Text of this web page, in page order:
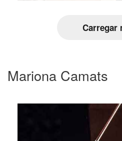
Carregar
Mariona Camats